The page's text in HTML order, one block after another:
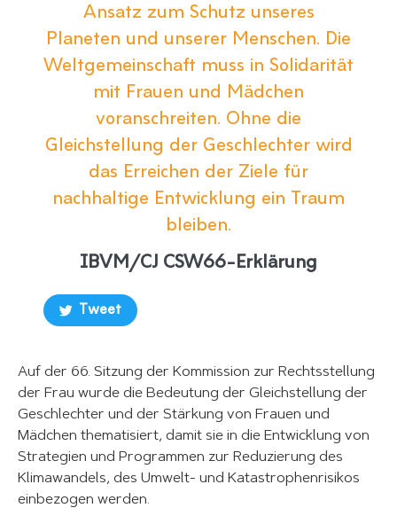
Ansatz zum Schutz unseres
Planeten und unserer Menschen. Die
Weltgemeinschaft muss in Solidarität
mit Frauen und Mädchen
voranschreiten. Ohne die
Gleichstellung der Geschlechter wird
das Erreichen der Ziele für
nachhaltige Entwicklung ein Traum
bleiben.
IBVM/CJ CSW66-Erklärung
Tweet
Auf der 66. Sitzung der Kommission zur Rechtsstellung
der Frau wurde die Bedeutung der Gleichstellung der
Geschlechter und der Stärkung von Frauen und
Mädchen thematisiert, damit sie in die Entwicklung von
Strategien und Programmen zur Reduzierung des
Klimawandels, des Umwelt- und Katastrophenrisikos
einbezogen werden.